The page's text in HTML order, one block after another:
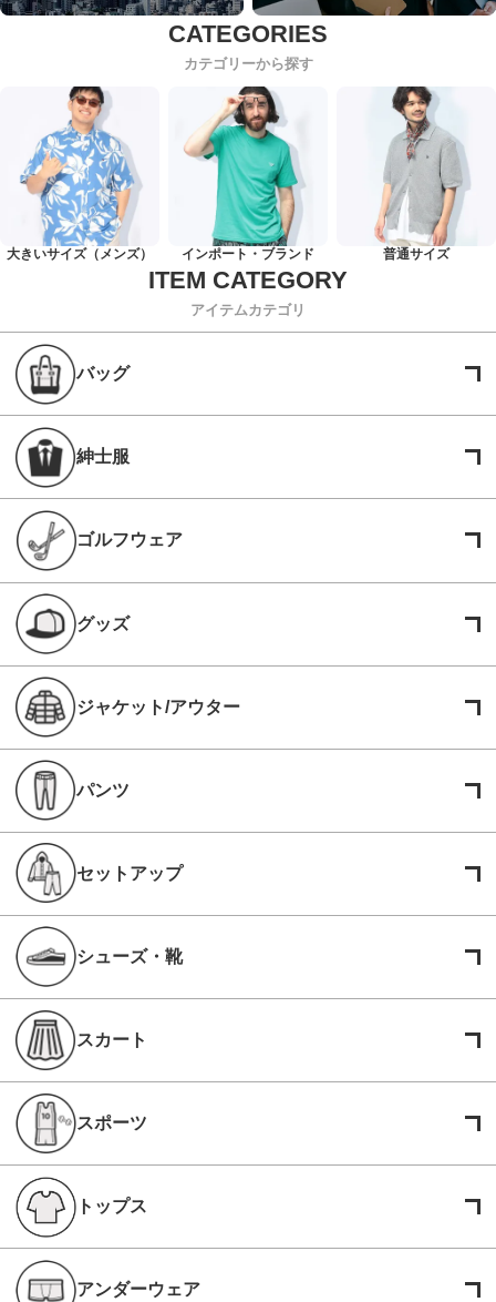
カテゴリーから探す
大きいサイズ（メンズ） インポート・ブランド 普通サイズ
アイテムカテゴリ
バッグ
紳士服
ゴルフウェア
グッズ
ジャケット/アウター
パンツ
セットアップ
シューズ・靴
スカート
スポーツ
トップス
アンダーウェア